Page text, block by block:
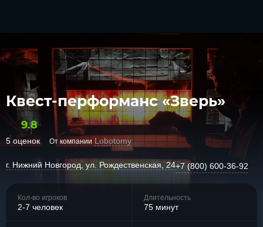
Квест-перформанс «Зверь»
9.8
5 оценок От компании Lobotomy
г. Нижний Новгород, ул. Рождественская, 24+7 (800) 600-36-92
Кол-во игроков
2-7 человек
Длительность
75 минут